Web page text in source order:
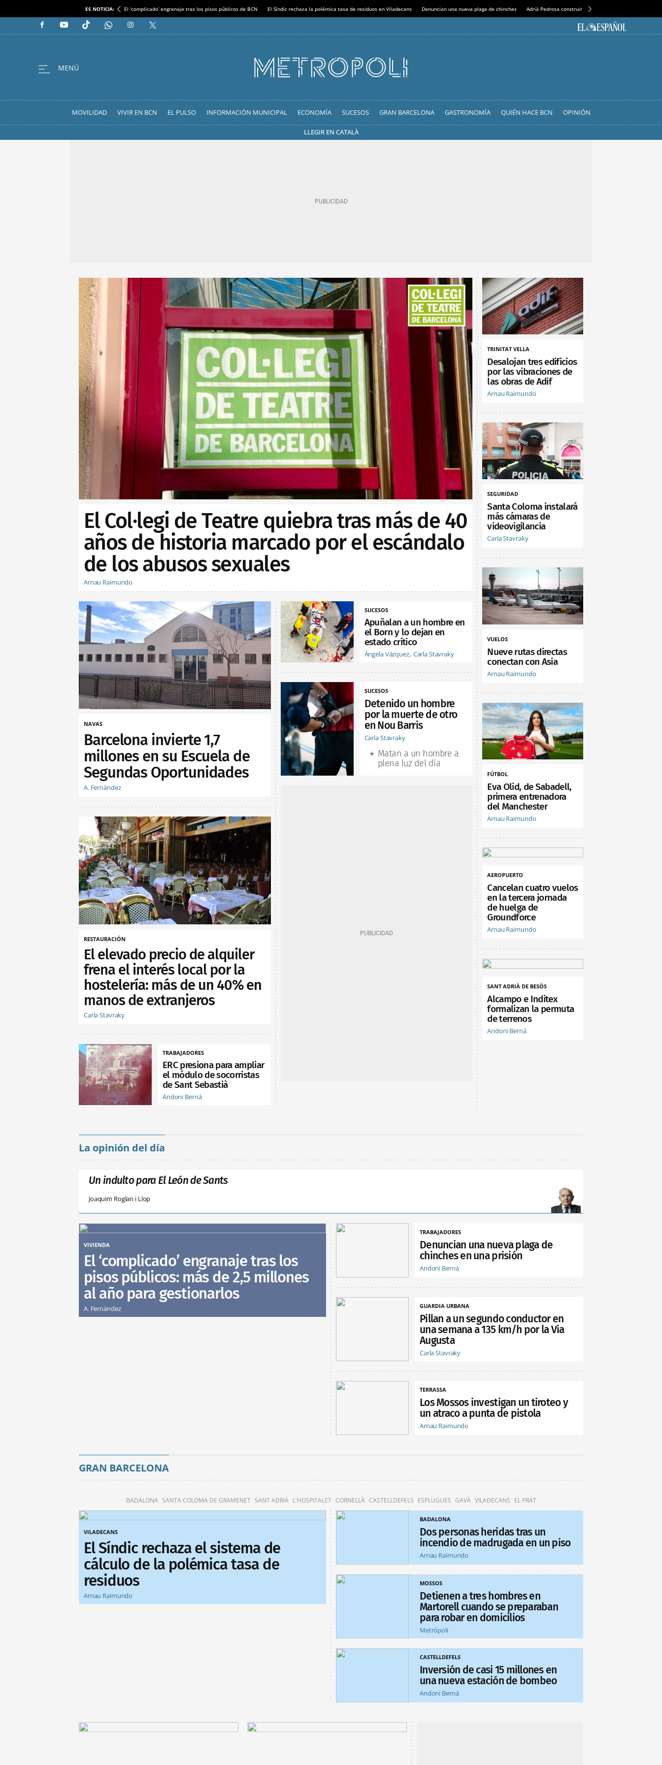
ES NOTICIA: El ‘complicado’ engranaje tras los pisos públicos de BCN El Síndic rechaza la polémica tasa de residuos en Viladecans Denuncian una nueva plaga de chinches Adrià Pedrosa construirá la nueva residencia en el
MOVILIDAD VIVIR EN BCN EL PULSO INFORMACIÓN MUNICIPAL ECONOMÍA SUCESOS GRAN BARCELONA GASTRONOMÍA QUIÉN HACE BCN OPINIÓN
LLEGIR EN CATALÀ
El Col·legi de Teatre quiebra tras más de 40
años de historia marcado por el escándalo
de los abusos sexuales
Arnau Raimundo
NAVAS
Barcelona invierte 1,7
millones en su Escuela de
Segundas Oportunidades
A. Fernández
RESTAURACIÓN
El elevado precio de alquiler
frena el interés local por la
hostelería: más de un 40% en
manos de extranjeros
Carla Stavraky
TRABAJADORES
ERC presiona para ampliar
el módulo de socorristas
de Sant Sebastià
Andoni Berná
SUCESOS
Apuñalan a un hombre en
el Born y lo dejan en
estado crítico
Ángela Vázquez Carla Stavraky
SUCESOS
Detenido un hombre
por la muerte de otro
en Nou Barris
Carla Stavraky
Matan a un hombre a
plena luz del día
TRINITAT VELLA
Desalojan tres edificios
por las vibraciones de
las obras de Adif
Arnau Raimundo
SEGURIDAD
Santa Coloma instalará
más cámaras de
videovigilancia
Carla Stavraky
VUELOS
Nueve rutas directas
conectan con Asia
Arnau Raimundo
FÚTBOL
Eva Olid, de Sabadell,
primera entrenadora
del Manchester
Arnau Raimundo
AEROPUERTO
Cancelan cuatro vuelos
en la tercera jornada
de huelga de
Groundforce
Arnau Raimundo
SANT ADRIÀ DE BESÒS
Alcampo e Inditex
formalizan la permuta
de terrenos
Andoni Berná
La opinión del día
Un indulto para El León de Sants
Joaquim Roglan i Llop
VIVIENDA
El ‘complicado’ engranaje tras los
pisos públicos: más de 2,5 millones
al año para gestionarlos
A. Fernández
TRABAJADORES
Denuncian una nueva plaga de
chinches en una prisión
Andoni Berná
GUARDIA URBANA
Pillan a un segundo conductor en
una semana a 135 km/h por la Via
Augusta
Carla Stavraky
TERRASSA
Los Mossos investigan un tiroteo y
un atraco a punta de pistola
Arnau Raimundo
GRAN BARCELONA
BADALONA SANTA COLOMA DE GRAMENET SANT ADRIÀ L'HOSPITALET CORNELLÀ CASTELLDEFELS ESPLUGUES GAVÀ VILADECANS EL PRAT
VILADECANS
El Síndic rechaza el sistema de
cálculo de la polémica tasa de
residuos
Arnau Raimundo
BADALONA
Dos personas heridas tras un
incendio de madrugada en un piso
Arnau Raimundo
MOSSOS
Detienen a tres hombres en
Martorell cuando se preparaban
para robar en domicilios
Metrópoli
CASTELLDEFELS
Inversión de casi 15 millones en
una nueva estación de bombeo
Andoni Berná